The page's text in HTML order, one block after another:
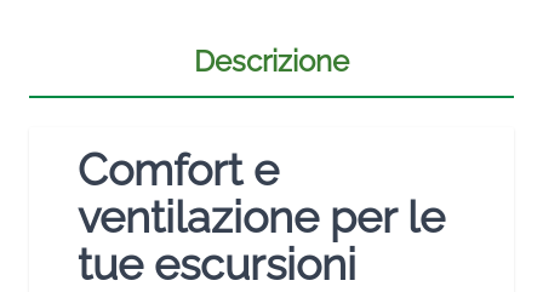
Descrizione
Comfort e
ventilazione per le
tue escursioni